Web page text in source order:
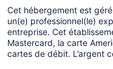
Cet hébergement est
un(e) professionnel(le)
entreprise. Cet
Mastercard, la carte
cartes de débit. L’argent